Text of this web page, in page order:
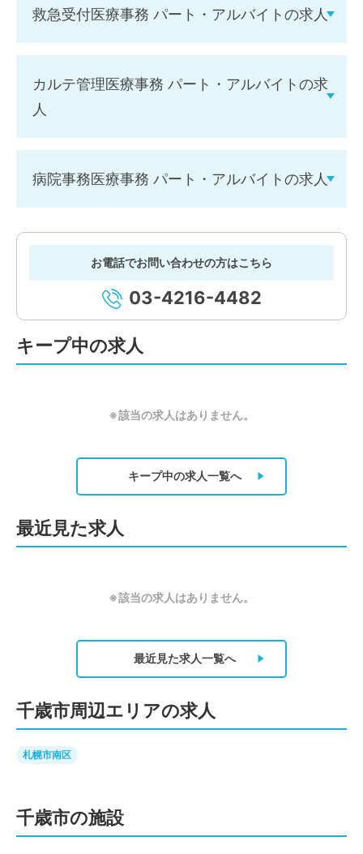
救急受付医療事務 パート・アルバイトの求人
カルテ管理医療事務 パート・アルバイトの求
人
病院事務医療事務 パート・アルバイトの求人
お電話でお問い合わせの方はこちら
03-4216-4482
キープ中の求人
※該当の求人はありません。
キープ中の求人一覧へ
最近見た求人
※該当の求人はありません。
最近見た求人一覧へ
千歳市周辺エリアの求人
札幌市南区
千歳市の施設